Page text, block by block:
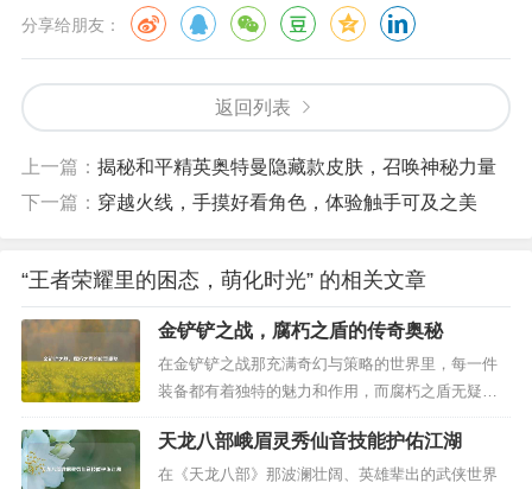
分享给朋友：
返回列表
上一篇： 揭秘和平精英奥特曼隐藏款皮肤，召唤神秘力量
下一篇： 穿越火线，手摸好看角色，体验触手可及之美
“王者荣耀里的困态，萌化时光” 的相关文章
金铲铲之战，腐朽之盾的传奇奥秘
在金铲铲之战那充满奇幻与策略的世界里，每一件
装备都有着独特的魅力和作用，而腐朽之盾无疑是
其中一颗璀璨的明珠,散发着神秘而强大的光芒。 腐
朽之盾，这件看似普通却又蕴含着无尽奥秘的装
备，在战场上有着举足轻重的地位，它的外观或许
天龙八部峨眉灵秀仙音技能护佑江湖
在《天龙八部》那波澜壮阔、英雄辈出的武侠世界